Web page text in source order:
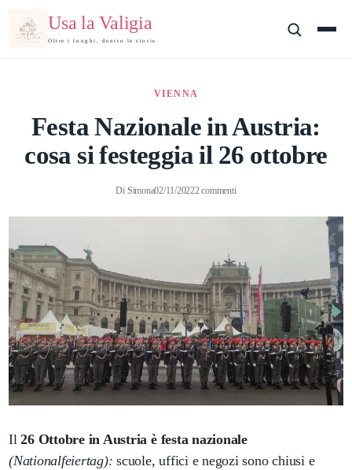
Usa la Valigia
Oltre i luoghi, dentro le storie.
VIENNA
Festa Nazionale in Austria:
cosa si festeggia il 26 ottobre
Di Simona02/11/20222 commenti
Il26 Ottobre in Austria è festa nazionale
(Nationalfeiertag): scuole, uffici e negozi sono chiusi e